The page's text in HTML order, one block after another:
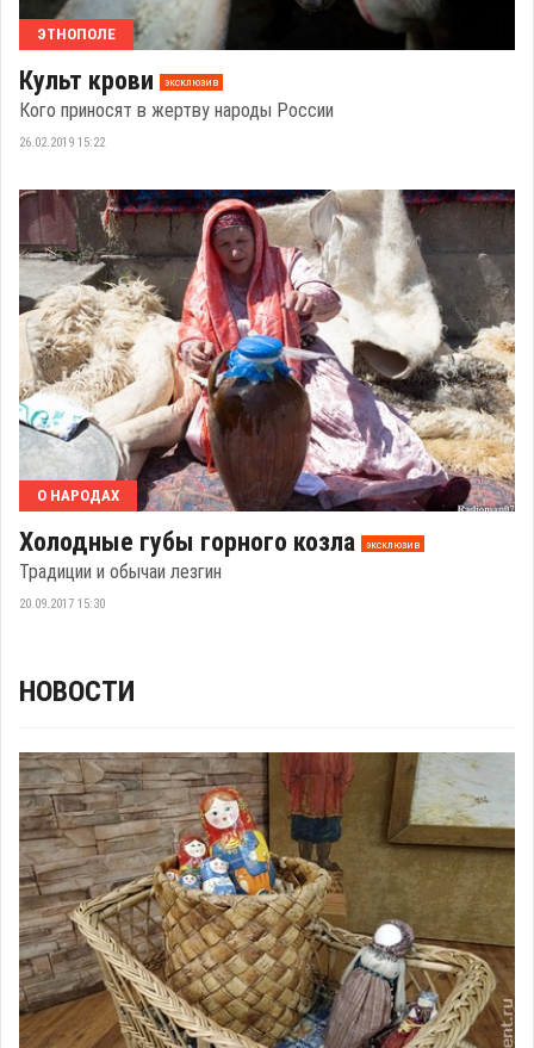
ЭТНОПОЛЕ
Культ крови эксклюзив
Кого приносят в жертву народы России
26.02.2019 15:22
О НАРОДАХ
Холодные губы горного козла эксклюзив
Традиции и обычаи лезгин
20.09.2017 15:30
НОВОСТИ